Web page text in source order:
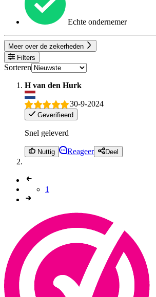
Echte ondernemer
Meer over de zekerheden
Filters
Sorteren
H van den Hurk
30-9-2024
Geverifieerd
Snel geleverd
Nuttig Reageer Deel
1